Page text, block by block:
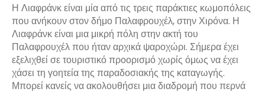
Η Λιαφράνκ είναι μία από τις τρεις παράκτιες κωμοπόλεις
που ανήκουν στον δήμο Παλαφρουχέλ, στην Χιρόνα. Η
Λιαφράνκ είναι μια μικρή πόλη στην ακτή του
Παλαφρουχέλ που ήταν αρχικά ψαροχώρι. Σήμερα έχει
εξελιχθεί σε τουριστικό προορισμό χωρίς όμως να έχει
χάσει τη γοητεία της παραδοσιακής της καταγωγής.
Μπορεί κανείς να ακολουθήσει μια διαδρομή που περνά